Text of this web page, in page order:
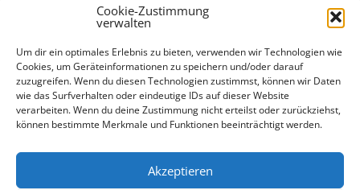
Cookie-Zustimmung
verwalten
Um dir ein optimales Erlebnis zu bieten, verwenden wir Technologien wie
Cookies, um Geräteinformationen zu speichern und/oder darauf
zuzugreifen. Wenn du diesen Technologien zustimmst, können wir Daten
wie das Surfverhalten oder eindeutige IDs auf dieser Website
verarbeiten. Wenn du deine Zustimmung nicht erteilst oder zurückziehst,
können bestimmte Merkmale und Funktionen beeinträchtigt werden.
Akzeptieren
Was haltet ihr von Hundetagesstätten?
Erfahrungen?
VonMartin Vor 2 Jahren
Urlaub mit Hund... Tipps für hundefreundliche
Unterkünfte?
VonBeateVor 2 Jahren